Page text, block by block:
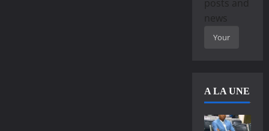
posts and
news
A LA UNE